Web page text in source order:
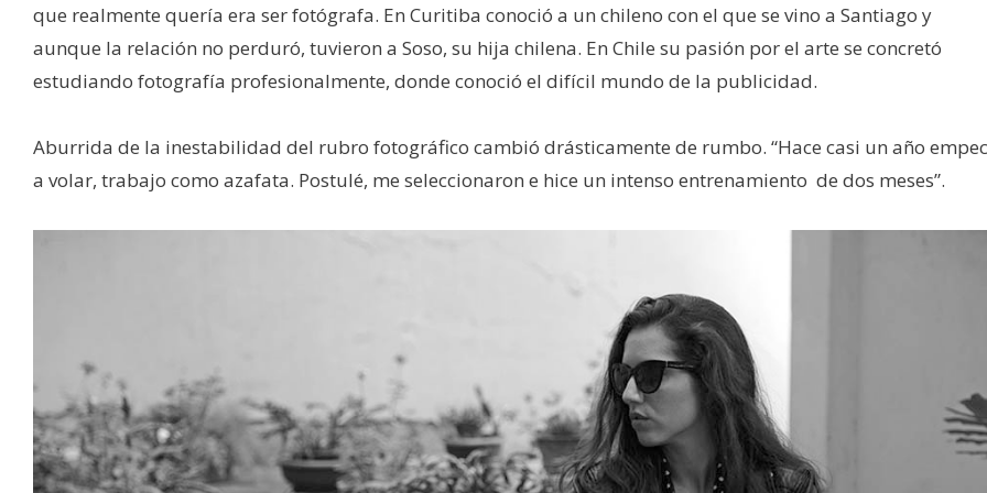
que realmente quería era ser fotógrafa. En Curitiba conoció a un chileno con el que se vino a Santiago y
aunque la relación no perduró, tuvieron a Soso, su hija chilena. En Chile su pasión por el arte se concretó
estudiando fotografía profesionalmente, donde conoció el difícil mundo de la publicidad.
Aburrida de la inestabilidad del rubro fotográfico cambió drásticamente de rumbo. “Hace casi un año
a volar, trabajo como azafata. Postulé, me seleccionaron e hice un intenso entrenamiento de dos meses”.